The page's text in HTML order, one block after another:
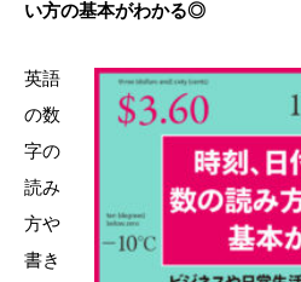
い方の基本がわかる◎
英語
の数
字の
読み
方や
書き